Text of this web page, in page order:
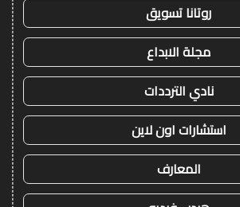
روتانا تسويق
مجلة الابداع
نادي الترددات
استشارات اون لاين
المعارف